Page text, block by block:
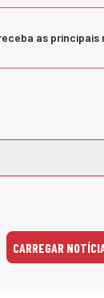
as
CARREGAR